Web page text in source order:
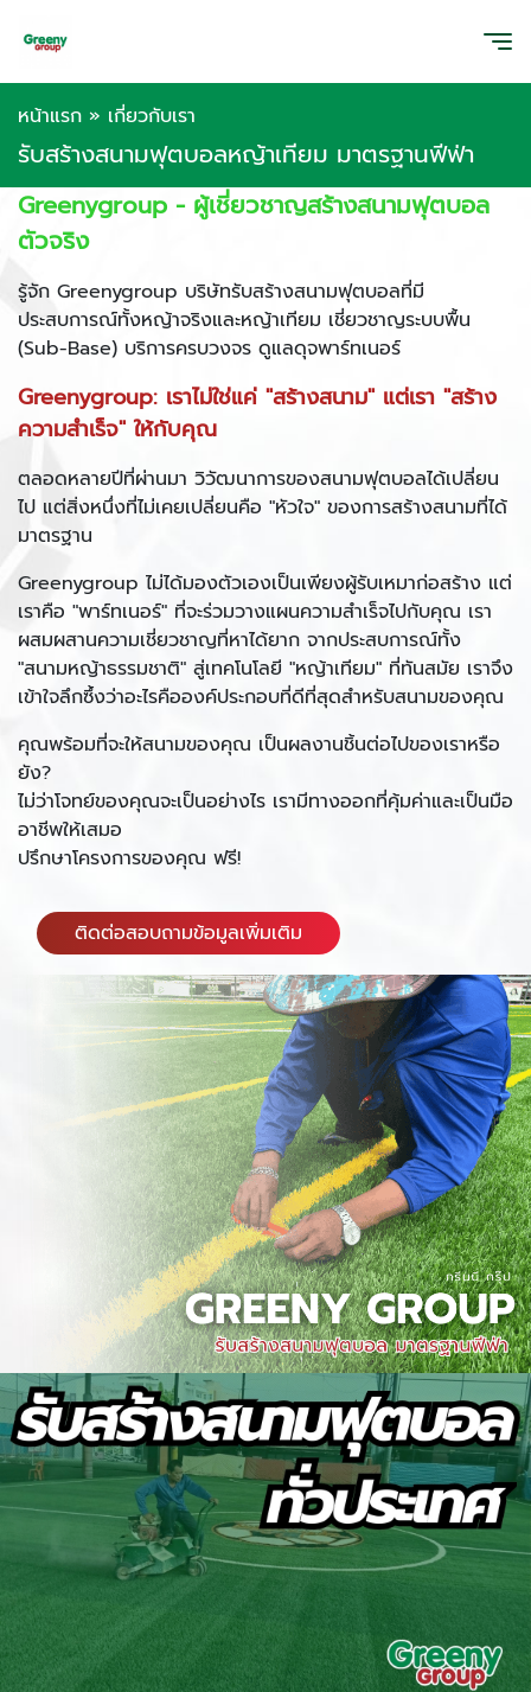
หน้าแรก » เกี่ยวกับเรา
รับสร้างสนามฟุตบอลหญ้าเทียม มาตรฐานฟีฟ่า
Greenygroup - ผู้เชี่ยวชาญสร้างสนามฟุตบอล
ตัวจริง
รู้จัก Greenygroup บริษัทรับสร้างสนามฟุตบอลที่มี
ประสบการณ์ทั้งหญ้าจริงและหญ้าเทียม เชี่ยวชาญระบบพื้น
(Sub-Base) บริการครบวงจร ดูแลดุจพาร์ทเนอร์
Greenygroup: เราไม่ใช่แค่ "สร้างสนาม" แต่เรา "สร้าง
ความสำเร็จ" ให้กับคุณ
ตลอดหลายปีที่ผ่านมา วิวัฒนาการของสนามฟุตบอลได้เปลี่ยน
ไป แต่สิ่งหนึ่งที่ไม่เคยเปลี่ยนคือ "หัวใจ" ของการสร้างสนามที่ได้
มาตรฐาน
Greenygroup ไม่ได้มองตัวเองเป็นเพียงผู้รับเหมาก่อสร้าง แต่
เราคือ "พาร์ทเนอร์" ที่จะร่วมวางแผนความสำเร็จไปกับคุณ เรา
ผสมผสานความเชี่ยวชาญที่หาได้ยาก จากประสบการณ์ทั้ง
"สนามหญ้าธรรมชาติ" สู่เทคโนโลยี "หญ้าเทียม" ที่ทันสมัย เราจึง
เข้าใจลึกซึ้งว่าอะไรคือองค์ประกอบที่ดีที่สุดสำหรับสนามของคุณ
คุณพร้อมที่จะให้สนามของคุณ เป็นผลงานชิ้นต่อไปของเราหรือ
ยัง?
ไม่ว่าโจทย์ของคุณจะเป็นอย่างไร เรามีทางออกที่คุ้มค่าและเป็นมือ
อาชีพให้เสมอ
ปรึกษาโครงการของคุณ ฟรี!
ติดต่อสอบถามข้อมูลเพิ่มเติม